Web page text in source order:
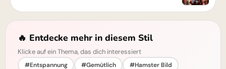
🔥 Entdecke mehr in diesem Stil
Klicke auf ein Thema, das dich interessiert
#Entspannung #Gemütlich #Hamster Bild